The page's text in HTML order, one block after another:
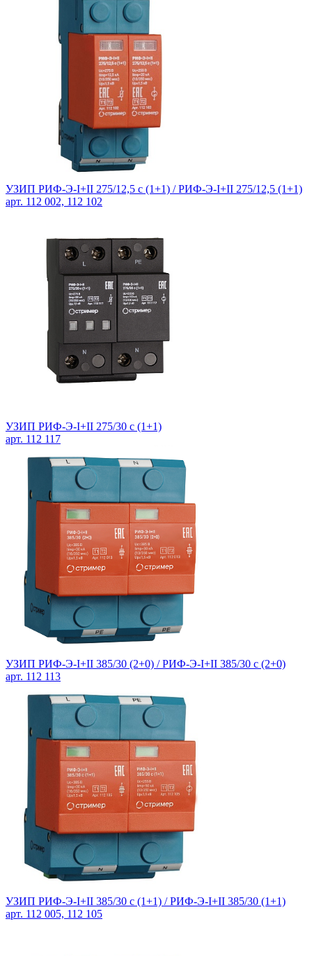
УЗИП РИФ-Э-I+II 275/12,5 с (1+1) / РИФ-Э-I+II 275/12,5 (1+1)
арт. 112 002, 112 102
УЗИП РИФ-Э-I+II 275/30 c (1+1)
арт. 112 117
УЗИП РИФ-Э-I+II 385/30 (2+0) / РИФ-Э-I+II 385/30 с (2+0)
арт. 112 113
УЗИП РИФ-Э-I+II 385/30 с (1+1) / РИФ-Э-I+II 385/30 (1+1)
арт. 112 005, 112 105